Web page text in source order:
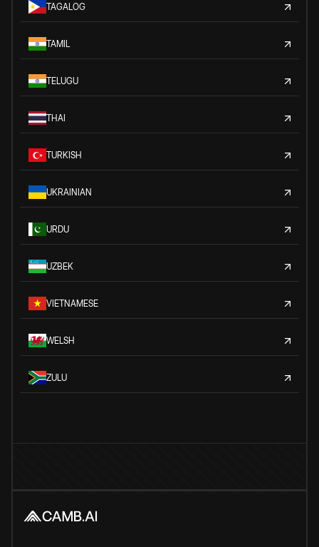
TAGALOG
TAMIL
TELUGU
THAI
TURKISH
UKRAINIAN
URDU
UZBEK
VIETNAMESE
WELSH
ZULU